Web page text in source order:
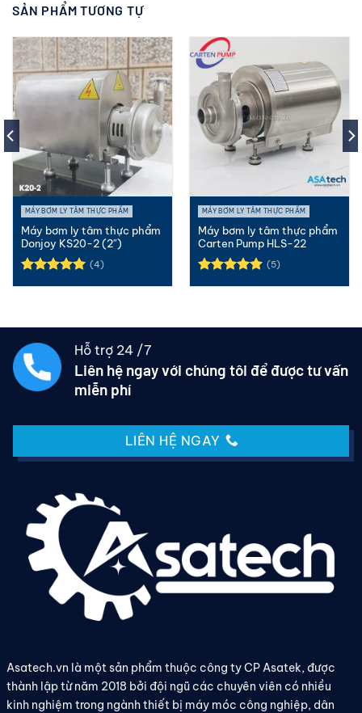
SẢN PHẨM TƯƠNG TỰ
MÁY BƠM LY TÂM THỰC PHẨM
Máy bơm ly tâm thực phẩm
Donjoy KS20-2 (2″)
Được xếp
(4)
MÁY BƠM LY TÂM THỰC PHẨM
Máy bơm ly tâm thực phẩm
Carten Pump HLS-22
Được xếp
(5)
Hỗ trợ 24 /7
Liên hệ ngay với chúng tôi để được tư vấn
miễn phí
LIÊN HỆ NGAY
Asatech.vn là một sản phẩm thuộc công ty CP Asatek, được
thành lập từ năm 2018 bởi đội ngũ các chuyên viên có nhiều
kinh nghiệm trong ngành thiết bị máy móc công nghiệp, dân